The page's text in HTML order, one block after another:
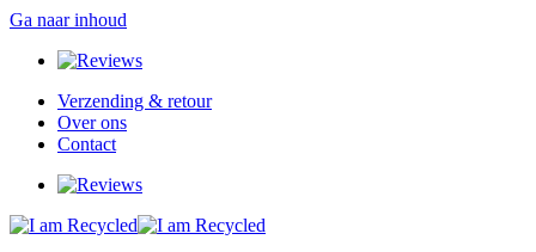
Ga naar inhoud
Verzending & retour
Over ons
Contact